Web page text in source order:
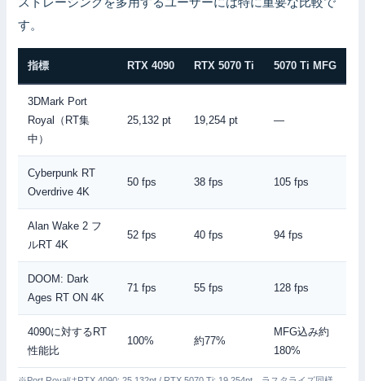
す。
指標 RTX 4090 RTX 5070 Ti 5070 Ti MFG
3DMark Port
Royal（RT集
中）
25,132 pt 19,254 pt —
Cyberpunk RT
Overdrive 4K
50 fps 38 fps 105 fps
Alan Wake 2 フ
ルRT 4K
52 fps 40 fps 94 fps
DOOM: Dark
Ages RT ON 4K
71 fps 55 fps 128 fps
4090に対するRT
性能比
100% 約77%
MFG込み約
180%